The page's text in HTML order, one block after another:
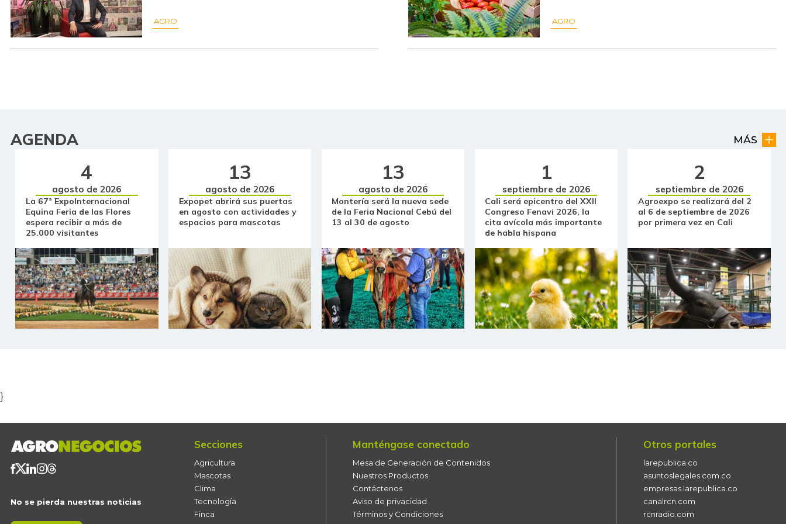
Curuba $ 2.000,00
Fríjol Zaragoza $ 7.539,00 - -
crema
Galletas saladas $ 18.978,00 -
Gelatina $ 112.431,00 -$ 402,00 -0,36%
Habichuela $ 4.050,00 -$ 700,00 -14,74%
Harina de trigo $ 2.759,00 - -
Harina precocida de maíz $ 2.766,00 - -
Leche en polvo -$ 402,00
-$ 434,00
Lenteja
Limón común
AGRO AGRO
AGENDA MÁS
4
agosto de 2026
La 67ª ExpoInternacional
Equina Feria de las Flores
espera recibir a más de
25.000 visitantes
13
agosto de 2026
Expopet abrirá sus puertas
en agosto con actividades y
espacios para mascotas
13
agosto de 2026
Montería será la nueva sede
de la Feria Nacional Cebú del
13 al 30 de agosto
1
septiembre de 2026
Cali será epicentro del XXII
Congreso Fenavi 2026, la
cita avícola más importante
de habla hispana
2
septiembre de 2026
Agroexpo se realizará del 2
al 6 de septiembre de 2026
por primera vez en Cali
}
No se pierda nuestras noticias
Secciones
Agricultura
Mascotas
Clima
Tecnología
Finca
Manténgase conectado
Mesa de Generación de Contenidos
Nuestros Productos
Contáctenos
Aviso de privacidad
Términos y Condiciones
Otros portales
larepublica.co
asuntoslegales.com.co
empresas.larepublica.co
canalrcn.com
rcnradio.com